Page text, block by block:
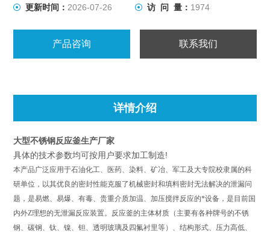
更新时间： 2026-07-26 访 问 量： 1974
产品咨询 联系我们
详情介绍
大型不锈钢反应釜生产厂家
具体的技术参数均可按用户要求加工制造!
本产品广泛应用于石油化工、医药、染料、矿冶、军工及大专院校隶属的科
研单位，以其优良的密封性能克服了机械密封和填料密封无法解决的泄漏问
题，是易燃、易爆、有毒、贵重介质加温、加压搅拌反应的*设备，是目前国
内外Z理想的无泄漏反应装置。反应釜的主体材质（主要有各种牌号的不锈
钢、碳钢、钛、镍、钽、透明玻璃及四氟衬里等）、结构形式、压力高低、